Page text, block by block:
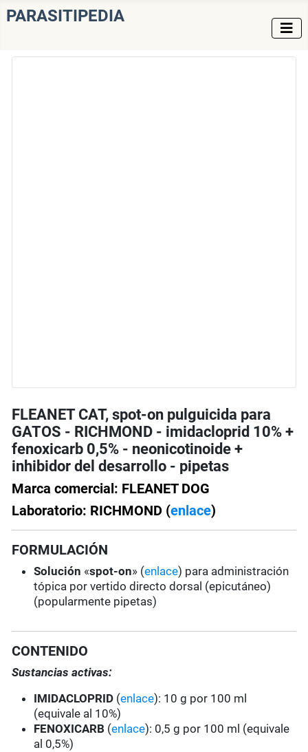
PARASITIPEDIA
FLEANET CAT, spot-on pulguicida para
GATOS - RICHMOND - imidacloprid 10% +
fenoxicarb 0,5% - neonicotinoide +
inhibidor del desarrollo - pipetas
Marca comercial: FLEANET DOG
Laboratorio: RICHMOND (enlace)
FORMULACIÓN
Solución «spot-on» (enlace) para administración
tópica por vertido directo dorsal (epicutáneo)
(popularmente pipetas)
CONTENIDO
Sustancias activas:
IMIDACLOPRID (enlace): 10 g por 100 ml
(equivale al 10%)
FENOXICARB (enlace): 0,5 g por 100 ml (equivale
al 0,5%)